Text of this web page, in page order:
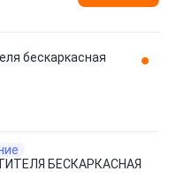
бескаркасная
БЕСКАРКАСНАЯ